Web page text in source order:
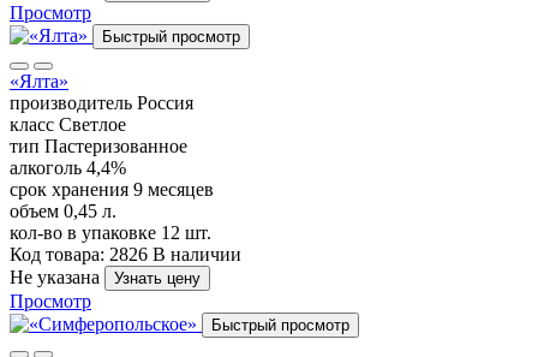
Просмотр
Быстрый просмотр
«Ялта»
производитель Россия
класс Светлое
тип Пастеризованное
алкоголь 4,4%
срок хранения 9 месяцев
объем 0,45 л.
кол-во в упаковке 12 шт.
Код товара: 2826 В наличии
Не указана
Узнать цену
Просмотр
Быстрый просмотр